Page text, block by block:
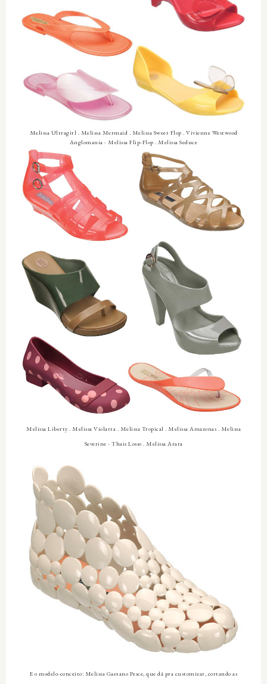
Melissa Ultragirl . Melissa Mermaid . Melissa Sweet Flop . Vivienne Westwood
Anglomania - Melissa Flip-Flop . Melissa Seduce
Melissa Liberty . Melissa Violatta . Melissa Tropical . Melissa Amazonas . Melissa
Severine - Thais Losso . Melissa Arara
E o modelo-conceito: Melissa Gaetano Pesce, que dá pra customizar, cortando as